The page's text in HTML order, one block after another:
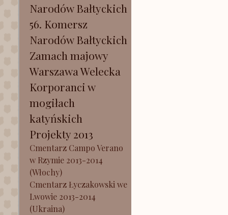
Narodów Bałtyckich
56. Komersz
Narodów Bałtyckich
Zamach majowy
Warszawa Welecka
Korporanci w
mogiłach
katyńskich
Projekty 2013
Cmentarz Campo Verano
w Rzymie 2013-2014
(Włochy)
Cmentarz Łyczakowski we
Lwowie 2013-2014
(Ukraina)